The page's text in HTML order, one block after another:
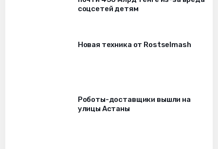
соцсетей детям
Новая техника от Rostselmash
Роботы-доставщики вышли на
улицы Астаны